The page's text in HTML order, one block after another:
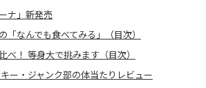
ナ」新発売
「なんでも食べてみる」（目次）
べ！ 等身大で挑みます（目次）
ー・ジャンク部の体当たりレビュー